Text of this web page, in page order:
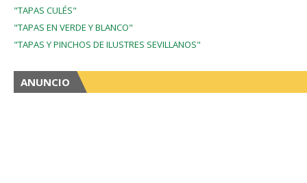
"TAPAS CULÉS"
"TAPAS EN VERDE Y BLANCO"
"TAPAS Y PINCHOS DE ILUSTRES SEVILLANOS"
ANUNCIO